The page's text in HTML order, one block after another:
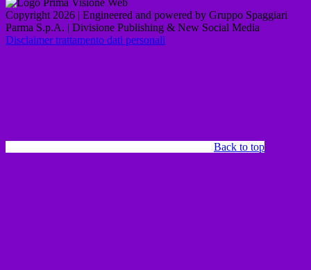
Copyright 2026 | Engineered and powered by Gruppo Spaggiari
Parma S.p.A. | Divisione Publishing & New Social Media
Disclaimer trattamento dati personali
Back to top